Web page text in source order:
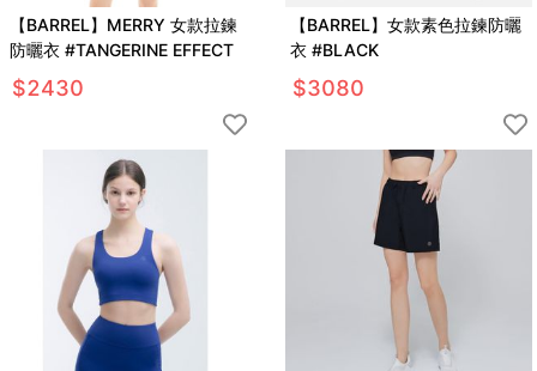
【BARREL】MERRY 女款拉鍊
防曬衣 #TANGERINE EFFECT
$2430
【BARREL】女款素色拉鍊防曬
衣 #BLACK
$3080